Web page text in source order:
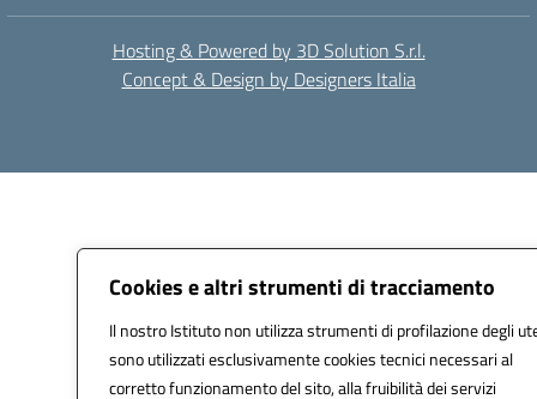
Cookies e altri strumenti di tracciamento
Il nostro Istituto non utilizza strumenti di profilazione degli
sono utilizzati esclusivamente cookies tecnici necessari al
corretto funzionamento del sito, alla fruibilità dei servizi
Hosting & Powered by 3D Solution S.r.l.
Concept & Design by Designers Italia